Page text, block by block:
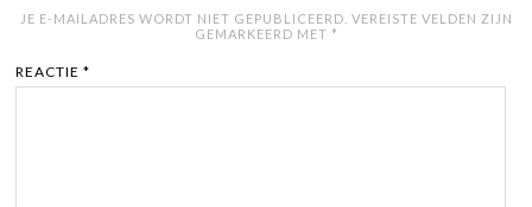
JE E-MAILADRES WORDT NIET GEPUBLICEERD. VEREISTE VELDEN ZIJN
GEMARKEERD MET *
REACTIE*